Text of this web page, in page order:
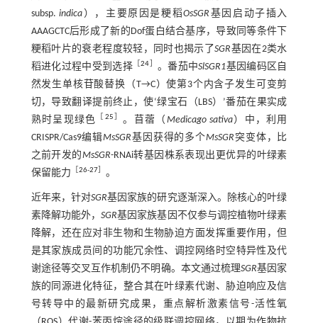
subsp.indica ），主要原因是粳稻OsSGR 基因启动子插入
AAAGCTC后形成了新的Dof蛋白结合基序，导致同等条件下
粳稻叶片的衰老程度较轻，同时也揭示了SGR基因在2类水
稻进化过程中受到选择［24 。番茄中SlSGR1基因编码区自
然发生单核苷酸替换（T→C）使第3个内含子发生可变剪
切，导致翻译提前终止，使‘绿宝石（LBS）’番茄在果实成
熟时呈现绿色
25 。苜蓿（ Medicago sativa）中，利用
CRISPR/Cas9编辑MsSGR基因获得的多个MsSGR突变体，比
之前开发的MsSGR-RNAi转基因株系表现出更优异的叶绿素
保留能力
26-27］ 。
近年来，针对SGR基因家族的研究逐渐深入。除核心的叶绿
素降解功能外，SGR基因家族基因不仅参与调控植物叶绿素
降解，还在应对非生物和生物胁迫方面发挥重要作用，但
是其家族成员间的功能冗余性、调控网络时空特异性及代
谢途径等交叉互作机制仍不明确。本文通过梳理SGR基因家
族的同源进化特征，整合其在叶绿素代谢、胁迫响应及信
号转导中的最新研究成果，重点解析激素信号-活性氧